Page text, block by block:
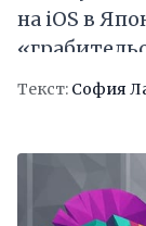
на iOS в
Текст: София